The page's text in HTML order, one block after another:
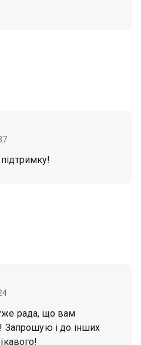
рада, що вам
Запрошую і до інших